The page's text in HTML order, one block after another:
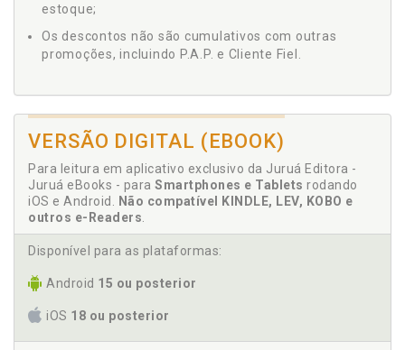
estoque;
Os descontos não são cumulativos com outras
promoções, incluindo P.A.P. e Cliente Fiel.
VERSÃO DIGITAL (EBOOK)
Para leitura em aplicativo exclusivo da Juruá Editora -
Juruá eBooks - para Smartphones e Tablets rodando
iOS e Android.
Não compatível KINDLE, LEV, KOBO e
outros e-Readers
Disponível para as plataformas:
Android 15 ou posterior
iOS 18 ou posterior